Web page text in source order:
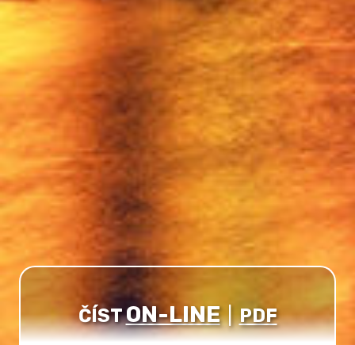
ČÍSTON-LINE | PDF